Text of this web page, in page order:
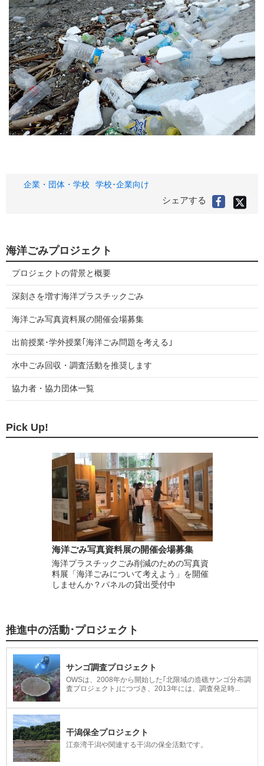
タ企業・団体・学校 学校･企業向け
シェアする
Facebook
で
X(旧
で
海洋ごみプロジェクト
プロジェクトの背景と概要
深刻さを増す海洋プラスチックごみ
海洋ごみ写真資料展の開催会場募集
出前授業･学外授業｢海洋ごみ問題を考える｣
水中ごみ回収・調査活動を推奨します
協力者・協力団体一覧
Pick Up!
海洋ごみ写真資料展の開催会場募集
海洋プラスチックごみ削減のための写真資
料展「海洋ごみについて考えよう」を開催
しませんか？パネルの貸出受付中
推進中の活動･プロジェクト
サンゴ調査プロジェクト
OWSは、2008年から開始した｢北限域の造礁サンゴ分布調
査プロジェクト｣につづき、2013年には、調査発足時...
干潟保全プロジェクト
江奈湾干潟や関連する干潟の保全活動です。